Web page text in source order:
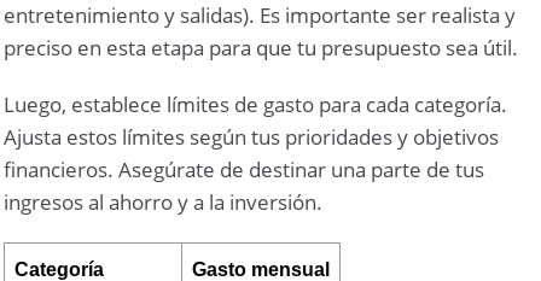
entretenimiento y salidas). Es importante ser realista y
preciso en esta etapa para que tu presupuesto sea útil.
Luego, establece límites de gasto para cada categoría.
Ajusta estos límites según tus prioridades y objetivos
financieros. Asegúrate de destinar una parte de tus
ingresos al ahorro y a la inversión.
Categoría Gasto mensual